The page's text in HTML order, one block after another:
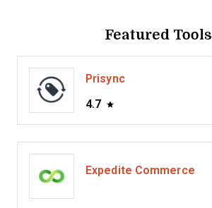
Featured Tools
Prisync
4.7
Expedite Commerce